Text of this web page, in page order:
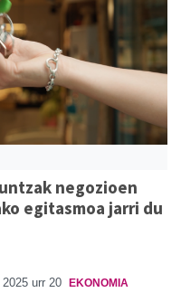
negozioen
egitasmoa jarri du
2025 urr 20 EKONOMIA